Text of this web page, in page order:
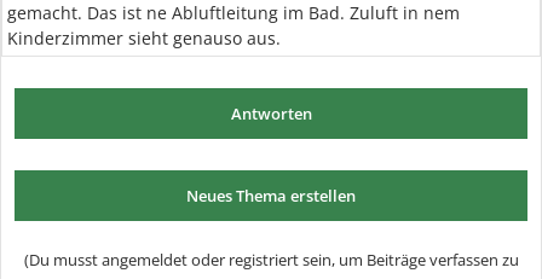
gemacht. Das ist ne Abluftleitung im Bad. Zuluft in nem
Kinderzimmer sieht genauso aus.
Antworten
Neues Thema erstellen
(Du musst angemeldet oder registriert sein, um Beiträge verfassen zu